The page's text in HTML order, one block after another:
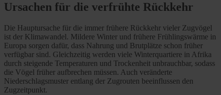
Ursachen für die verfrühte Rückkehr
Die Hauptursache für die immer frühere Rückkehr vieler Zugvögel
ist der Klimawandel. Mildere Winter und frühere Frühlingswärme in
Europa sorgen dafür, dass Nahrung und Brutplätze schon früher
verfügbar sind. Gleichzeitig werden viele Winterquartiere in Afrika
durch steigende Temperaturen und Trockenheit unbrauchbar, sodass
die Vögel früher aufbrechen müssen. Auch veränderte
Niederschlagsmuster entlang der Zugrouten beeinflussen den
Zugzeitpunkt.